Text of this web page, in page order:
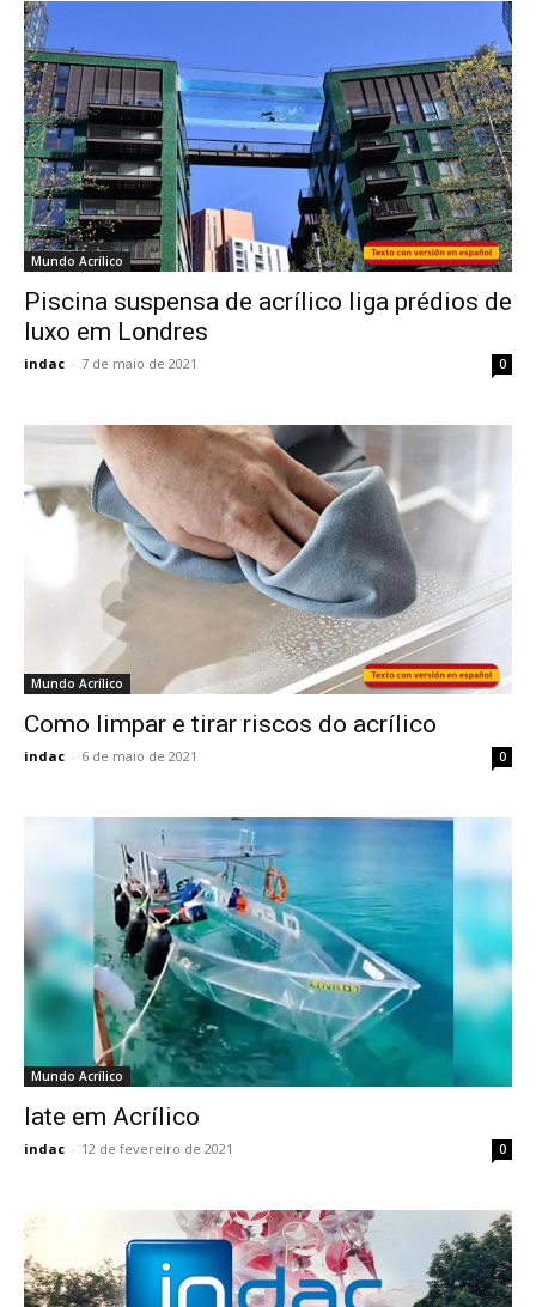
Mundo Acrílico
Piscina suspensa de acrílico liga prédios de
luxo em Londres
indac - 7 de maio de 2021 0
Mundo Acrílico
Como limpar e tirar riscos do acrílico
indac - 6 de maio de 2021 0
Mundo Acrílico
Iate em Acrílico
indac - 12 de fevereiro de 2021 0